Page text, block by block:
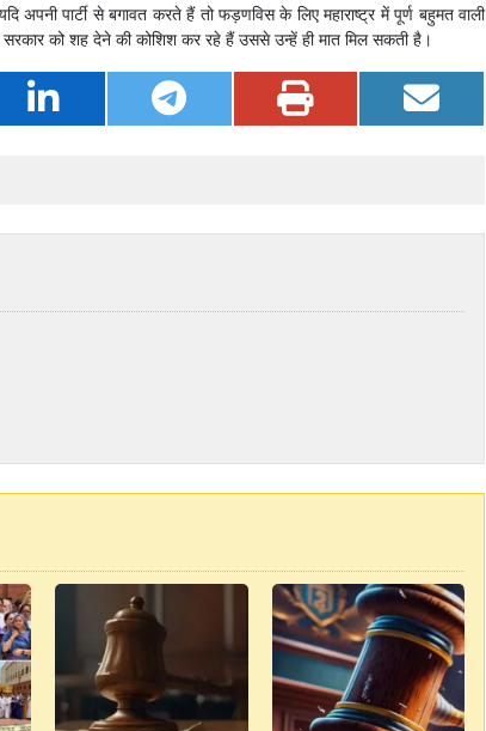
पार्टी से बगावत करते हैं तो फड़णविस के लिए महाराष्ट्र में पूर्ण बहुमत वाली
को शह देने की कोशिश कर रहे हैं उससे उन्हें ही मात मिल सकती है।